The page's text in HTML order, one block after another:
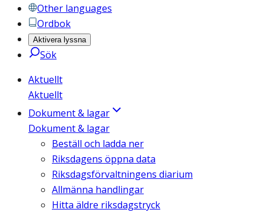
Other languages
Ordbok
Aktivera lyssna
Sök
Aktuellt
Aktuellt
Dokument & lagar
Dokument & lagar
Beställ och ladda ner
Riksdagens öppna data
Riksdagsförvaltningens diarium
Allmänna handlingar
Hitta äldre riksdagstryck